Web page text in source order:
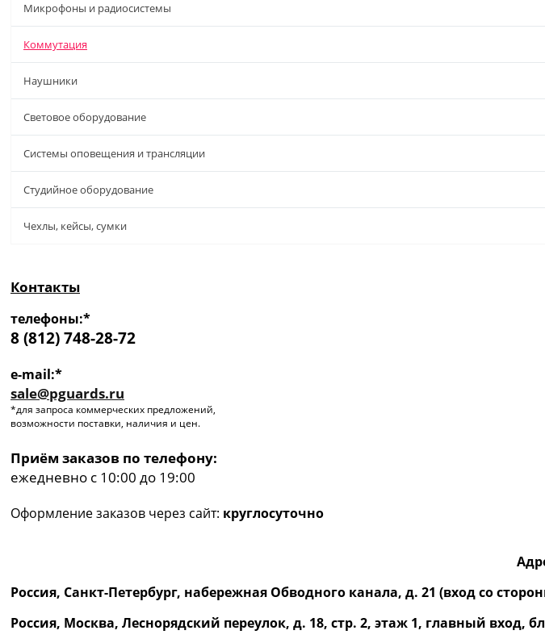
Микрофоны и радиосистемы
Коммутация
Наушники
Световое оборудование
Системы оповещения и трансляции
Студийное оборудование
Чехлы, кейсы, сумки
Контакты
телефоны:*
8 (812) 748-28-72
e-mail:*
sale@pguards.ru
*для запроса коммерческих предложений,
возможности поставки, наличия и цен.
Приём заказов по телефону:
ежедневно с 10:00 до 19:00
Оформление заказов через сайт: круглосуточно
Россия, Санкт-Петербург, набережная Обводного канала, д. 21 (вход со
Россия, Москва, Леснорядский переулок, д. 18, стр. 2, этаж 1, главный